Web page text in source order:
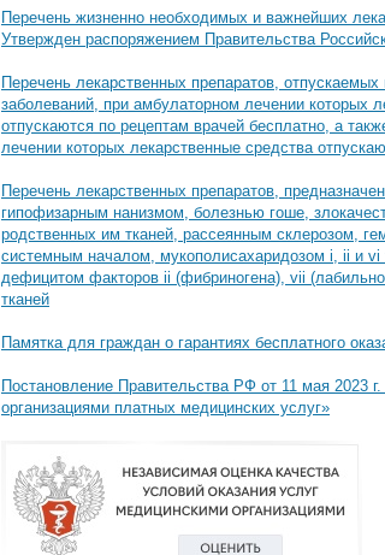
Перечень жизненно необходимых и важнейших
Утвержден распоряжением Правительства
Перечень лекарственных препаратов,
заболеваний, при амбулаторном лечении которых
отпускаются по рецептам врачей бесплатно, а
лечении которых лекарственные средства
Перечень лекарственных препаратов,
гипофизарным нанизмом, болезнью гоше,
родственных им тканей, рассеянным склерозом,
системным началом, мукополисахаридозом i, ii и vi
дефицитом факторов ii (фибриногена), vii
тканей
Памятка для граждан о гарантиях бесплатного
Постановление Правительства РФ от 11 мая 2023
организациями платных медицинских услуг»